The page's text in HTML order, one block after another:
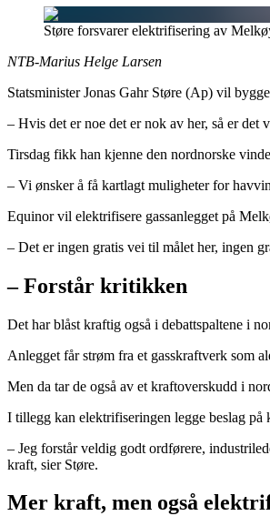
Støre forsvarer elektrifisering av
NTB-Marius Helge Larsen
Statsminister Jonas Gahr Støre (Ap) vil
– Hvis det er noe det er nok av her, så er
Tirsdag fikk han kjenne den nordnorske
– Vi ønsker å få kartlagt muligheter for
Equinor vil elektrifisere gassanlegget på
– Det er ingen gratis vei til målet her, ingen
– Forstår kritikken
Det har blåst kraftig også i debattspaltene i
Anlegget får strøm fra et gasskraftverk som
Men da tar de også av et kraftoverskudd i
I tillegg kan elektrifiseringen legge beslag på
– Jeg forstår veldig godt ordførere,
kraft, sier Støre.
Mer kraft, men også